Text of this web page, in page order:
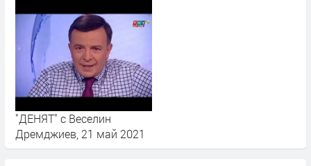
"ДЕНЯТ" с Веселин
Дремджиев, 21 май 2021